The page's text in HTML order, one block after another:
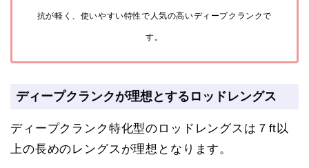
抗が軽く、使いやすい特性で人気の高いディープクランクで
す。
ディープクランクが理想とするロッドレングス
ディープクランク特化型のロッドレングスは７ft以
上の長めのレングスが理想となります。